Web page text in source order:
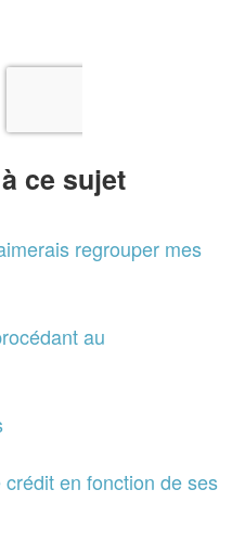
ce sujet
regrouper mes
au
en fonction de ses